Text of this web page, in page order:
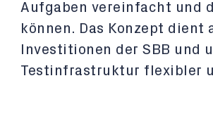
Aufgaben vereinfacht und
können. Das Konzept
Investitionen der SBB
Testinfrastruktur flexibler